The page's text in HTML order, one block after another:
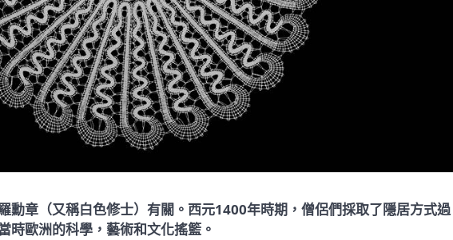
勳章（又稱白色修士）有關。西元1400年時期，僧侶們採取了隱居方式過
時歐洲的科學，藝術和文化搖籃。